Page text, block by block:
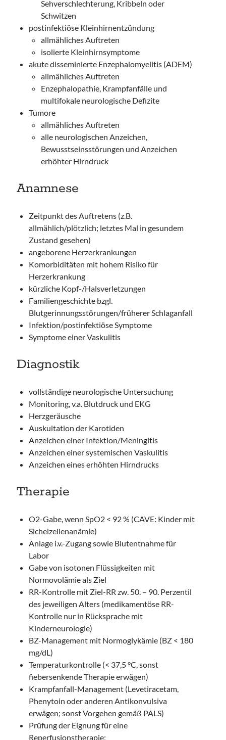
Sehverschlechterung, Kribbeln oder
Schwitzen
postinfektiöse Kleinhirnentzündung
allmähliches Auftreten
isolierte Kleinhirnsymptome
akute disseminierte Enzephalomyelitis (ADEM)
allmähliches Auftreten
Enzephalopathie, Krampfanfälle und
multifokale neurologische Defizite
Tumore
allmähliches Auftreten
alle neurologischen Anzeichen,
Bewusstseinsstörungen und Anzeichen
erhöhter Hirndruck
Anamnese
Zeitpunkt des Auftretens (z.B.
allmählich/plötzlich; letztes Mal in gesundem
Zustand gesehen)
angeborene Herzerkrankungen
Komorbiditäten mit hohem Risiko für
Herzerkrankung
kürzliche Kopf-/Halsverletzungen
Familiengeschichte bzgl.
Blutgerinnungsstörungen/früherer Schlaganfall
Infektion/postinfektiöse Symptome
Symptome einer Vaskulitis
Diagnostik
vollständige neurologische Untersuchung
Monitoring, v.a. Blutdruck und EKG
Herzgeräusche
Auskultation der Karotiden
Anzeichen einer Infektion/Meningitis
Anzeichen einer systemischen Vaskulitis
Anzeichen eines erhöhten Hirndrucks
Therapie
O2-Gabe, wenn SpO2 < 92 % (CAVE: Kinder mit
Sichelzellenanämie)
Anlage i.v.-Zugang sowie Blutentnahme für
Labor
Gabe von isotonen Flüssigkeiten mit
Normovolämie als Ziel
RR-Kontrolle mit Ziel-RR zw. 50. – 90. Perzentil
des jeweiligen Alters (medikamentöse RR-
Kontrolle nur in Rücksprache mit
Kinderneurologie)
BZ-Management mit Normoglykämie (BZ < 180
mg/dL)
Temperaturkontrolle (< 37,5 °C, sonst
fiebersenkende Therapie erwägen)
Krampfanfall-Management (Levetiracetam,
Phenytoin oder anderen Antikonvulsiva
erwägen; sonst Vorgehen gemäß PALS)
Prüfung der Eignung für eine
Reperfusionstherapie;